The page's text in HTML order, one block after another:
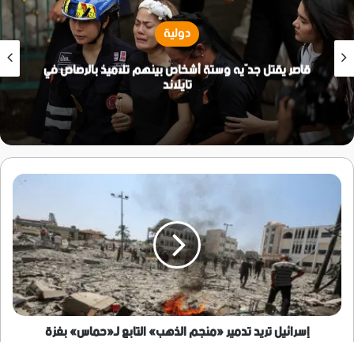
دولية
قاصر يقتل جدّيه وستة أشخاص بينهم تلاميذ بالرصاص في
تايلاند
إسرائيل
تريد
تدمير
«منجم
الذهب»
التابع
لـ«حماس»
بغزة
إسرائيل تريد تدمير «منجم الذهب» التابع لـ«حماس» بغزة